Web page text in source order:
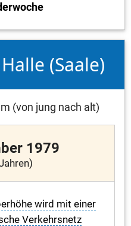
(Saale)
(von jung nach alt)
1979
wird mit einer
Verkehrsnetz